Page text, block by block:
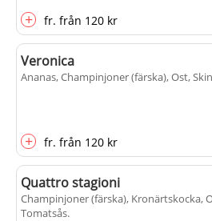
+ fr. från 120 kr
Veronica
Ananas, Champinjoner (färska), Ost,
+ fr. från 120 kr
Quattro stagioni
Champinjoner (färska), Kronärtskocka,
Tomatsås.